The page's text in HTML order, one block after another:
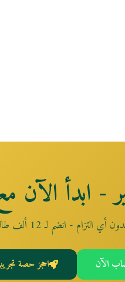
- ابدأ الآن
- انضم لـ 12 ألف طالب من 45 دولة
الآن احجز حصة